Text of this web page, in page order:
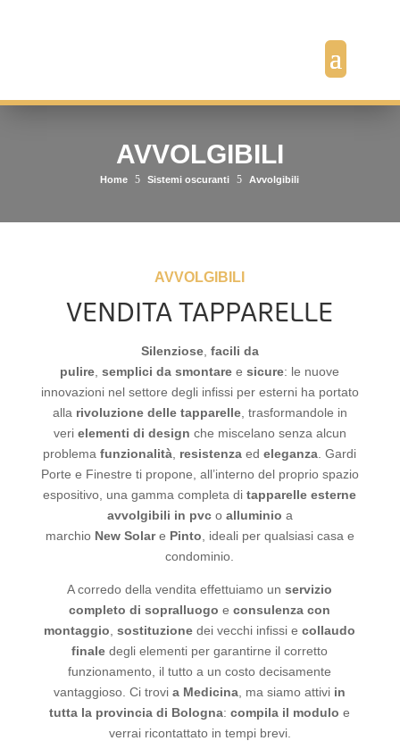
AVVOLGIBILI
Home 5 Sistemi oscuranti 5 Avvolgibili
AVVOLGIBILI
VENDITA TAPPARELLE
Silenziose, facili da
pulire semplici da smontare e sicure: le nuove
innovazioni nel settore degli infissi per esterni ha portato
alla rivoluzione delle tapparelle, trasformandole in
veri elementi di design che miscelano senza alcun
problema funzionalità resistenza ed eleganza . Gardi
Porte e Finestre ti propone, all’interno del proprio spazio
espositivo, una gamma completa di tapparelle esterne
avvolgibili in pvc o alluminio a
marchio New Solar e Pinto , ideali per qualsiasi casa e
condominio.
A corredo della vendita effettuiamo un servizio
completo di sopralluogo e consulenza con
montaggio sostituzione dei vecchi infissi e collaudo
finale degli elementi per garantirne il corretto
funzionamento, il tutto a un costo decisamente
vantaggioso. Ci trovi a Medicina , ma siamo attivi in
tutta la provincia di Bologna: compila il modulo e
verrai ricontattato in tempi brevi.